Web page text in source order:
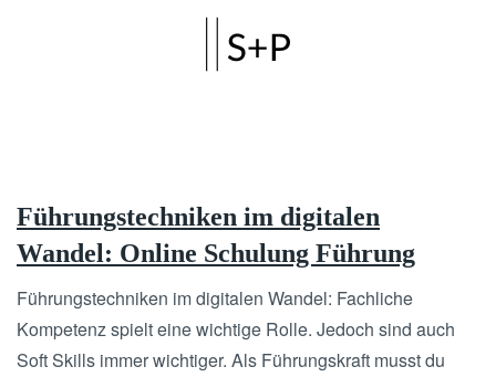
Führungstechniken im digitalen
Wandel: Online Schulung Führung
Führungstechniken im digitalen Wandel: Fachliche
Kompetenz spielt eine wichtige Rolle. Jedoch sind auch
Soft Skills immer wichtiger. Als Führungskraft musst du